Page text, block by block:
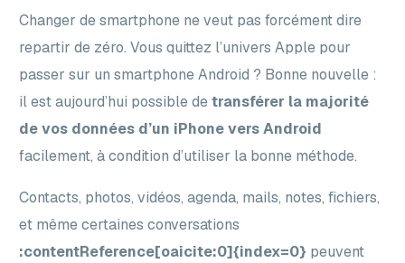
Changer de smartphone ne veut pas forcément dire
repartir de zéro. Vous quittez l’univers Apple pour
passer sur un smartphone Android ? Bonne nouvelle :
il est aujourd’hui possible detransférer la majorité
de vos données d’un iPhone vers Android
facilement, à condition d’utiliser la bonne méthode.
Contacts, photos, vidéos, agenda, mails, notes, fichiers,
et même certaines conversations
:contentReference[oaicite:0]{index=0} peuvent